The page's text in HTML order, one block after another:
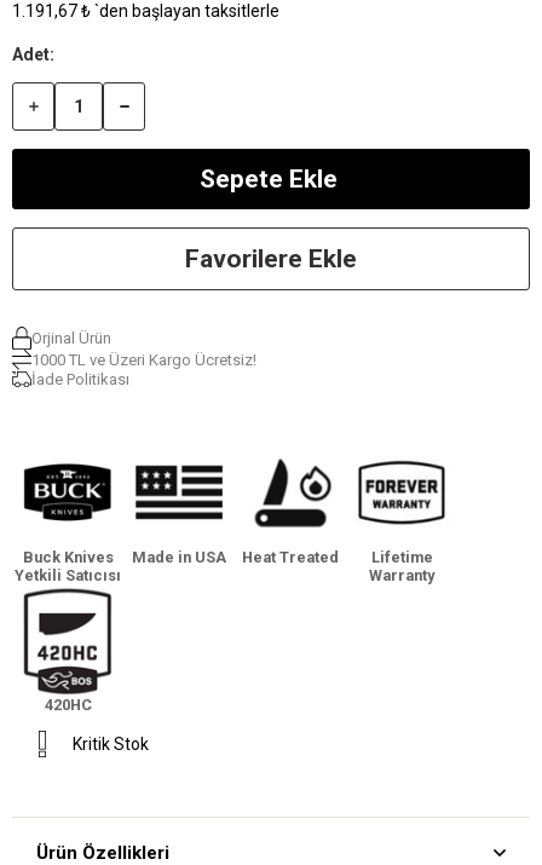
1.191,67 ₺`den başlayan taksitlerle
Favorilere Ekle
Orjinal Ürün
1000 TL ve Üzeri Kargo Ücretsiz!
İade Politikası
Buck Knives
Yetkili Satıcısı
Made in USA Heat Treated
Lifetime
Warranty
420HC
Kritik Stok
Ürün Özellikleri